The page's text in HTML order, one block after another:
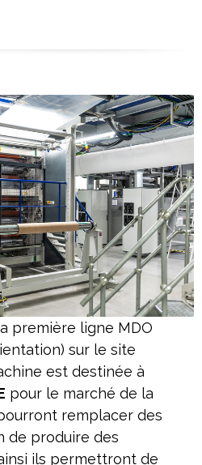
première ligne MDO
sur le site
est destinée à
pour le marché de la
remplacer des
de produire des
ils permettront de